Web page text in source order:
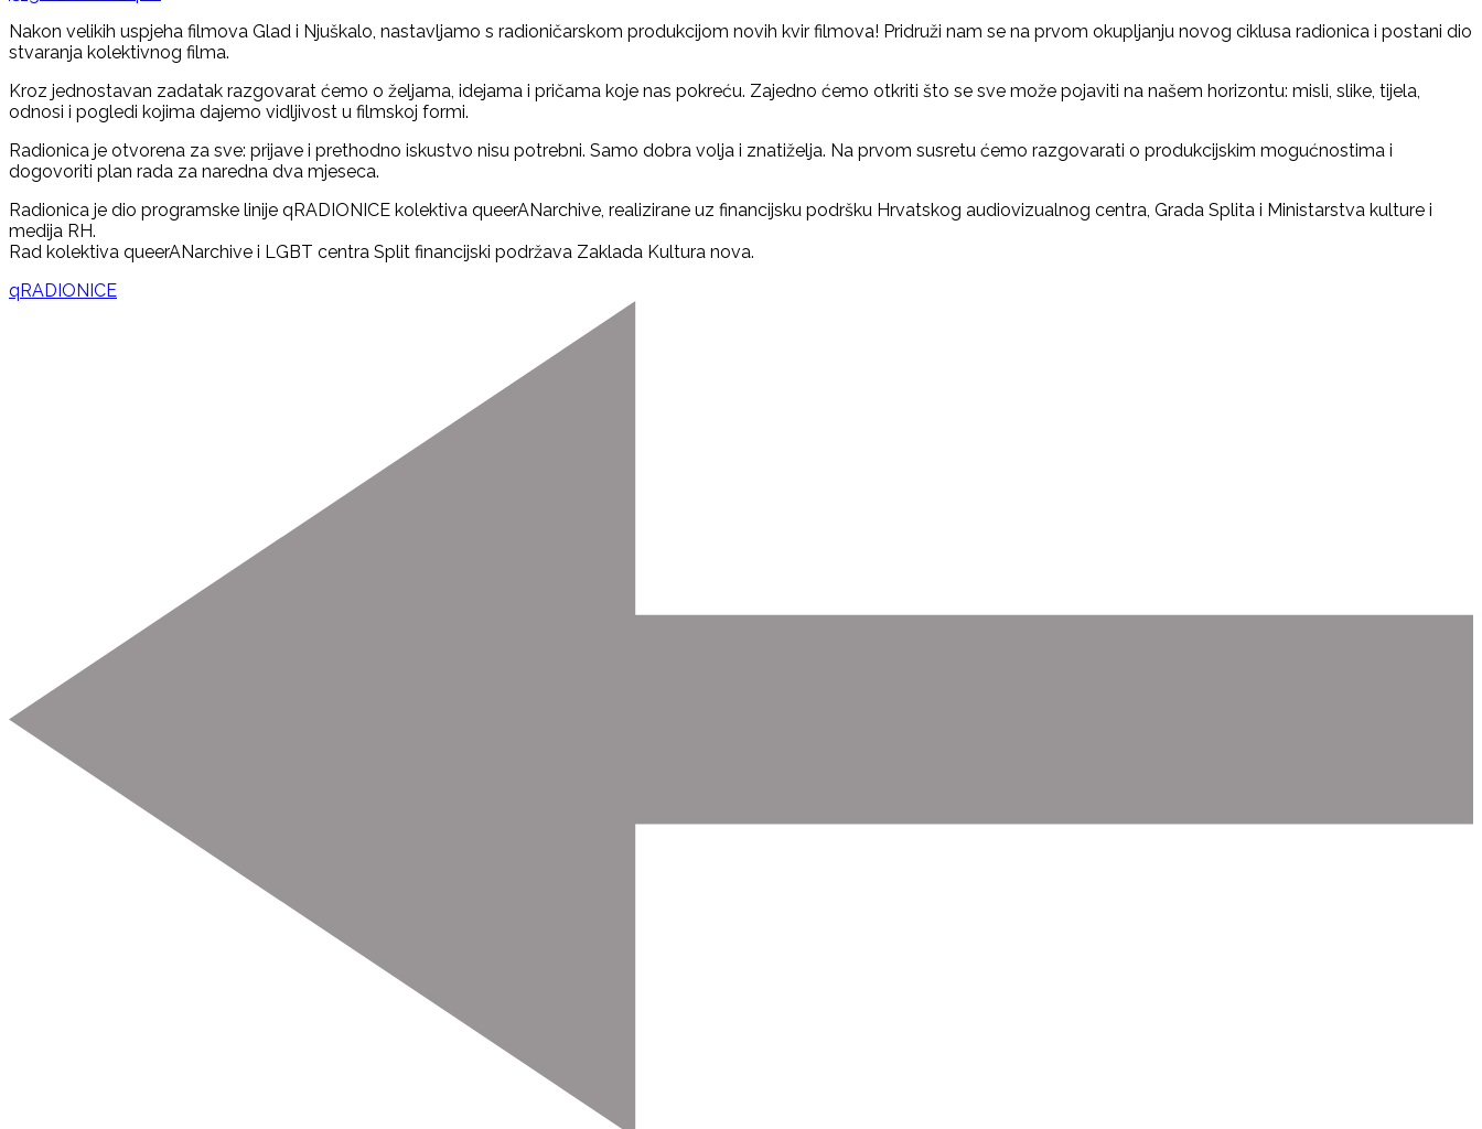
Nakon velikih uspjeha filmova Glad i Njuškalo, nastavljamo s radioničarskom produkcijom novih kvir filmova! Pridruži nam se na prvom okupljanju novog ciklusa radionica i postani dio
stvaranja kolektivnog filma.
Kroz jednostavan zadatak razgovarat ćemo o željama, idejama i pričama koje nas pokreću. Zajedno ćemo otkriti što se sve može pojaviti na našem horizontu: misli, slike, tijela,
odnosi i pogledi kojima dajemo vidljivost u filmskoj formi.
Radionica je otvorena za sve: prijave i prethodno iskustvo nisu potrebni. Samo dobra volja i znatiželja. Na prvom susretu ćemo razgovarati o produkcijskim mogućnostima i
dogovoriti plan rada za naredna dva mjeseca.
Radionica je dio programske linije qRADIONICE kolektiva queerANarchive, realizirane uz financijsku podršku Hrvatskog audiovizualnog centra, Grada Splita i Ministarstva kulture i
medija RH.
Rad kolektiva queerANarchive i LGBT centra Split financijski podržava Zaklada Kultura nova.
qRADIONICE